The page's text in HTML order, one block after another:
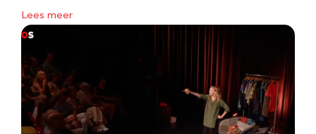
Lees meer